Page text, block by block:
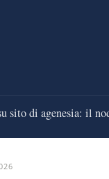
sito di agenesia: il